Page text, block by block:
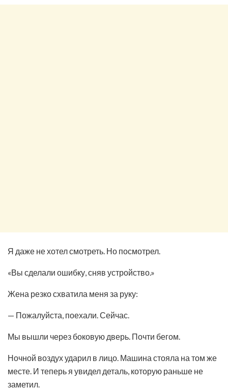
Я даже не хотел смотреть. Но посмотрел.
«Вы сделали ошибку, сняв устройство.»
Жена резко схватила меня за руку:
— Пожалуйста, поехали. Сейчас.
Мы вышли через боковую дверь. Почти бегом.
Ночной воздух ударил в лицо. Машина стояла на том же
месте. И теперь я увидел деталь, которую раньше не
заметил.